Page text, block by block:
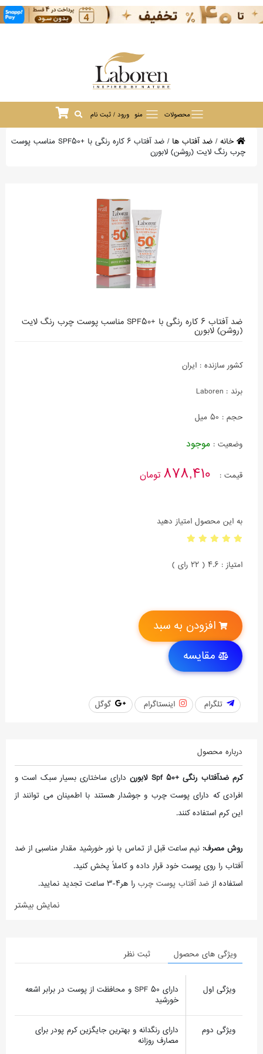
محصولات منو ورود / ثبت نام
خانه/ ضد آفتاب ها /
ضد آفتاب 6 کاره رنگی با +SPF50 مناسب پوست
چرب رنگ لایت (روشن) لابورن
ضد آفتاب 6 کاره رنگی با +SPF50 مناسب پوست چرب رنگ لایت
(روشن) لابورن
کشور سازنده : ایران
برند : Laboren
حجم : 50 میل
وضعیت : موجود
قیمت : 878,410 تومان
به این محصول امتیاز دهید
امتیاز : 4.6 ( 22 رای )
افزودن به سبد
مقایسه
تلگرام اینستاگرام گوگل
درباره محصول
کرم ضدآفتاب رنگی +Spf 50 لابورن
دارای ساختاری بسیار سبک است و
افرادی که دارای پوست چرب و جوشدار هستند با اطمینان می توانند از
این کرم استفاده کنند.
روش مصرف:نیم ساعت قبل از تماس با نور خورشید مقدار مناسبی از ضد
آفتاب را روی پوست خود قرار داده و کاملاً پخش کنید.
استفاده از ضد آفتاب پوست چرب را هر۴-۳ ساعت تجدید نمایید.
نمایش بیشتر
ویژگی های محصول ثبت نظر
ویژگی اول
دارای SPF 50 و محافظت از پوست در برابر اشعه
خورشید
ویژگی دوم
دارای رنگدانه و بهترین جایگزین کرم پودر برای
مصارف روزانه